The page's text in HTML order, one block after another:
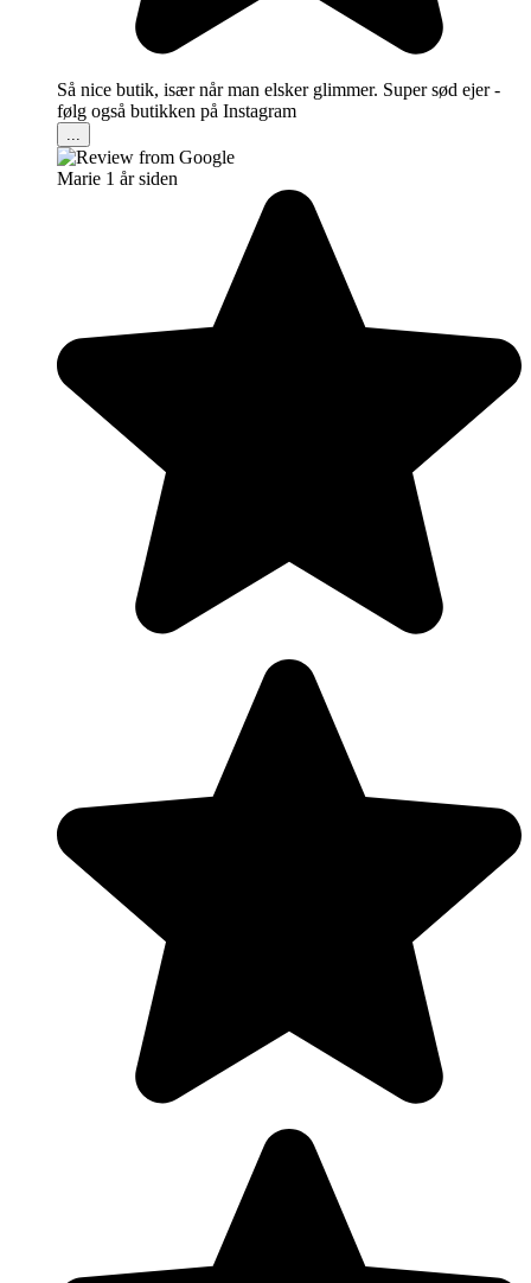
Så nice butik, især når man elsker glimmer. Super sød ejer -
følg også butikken på Instagram
...
Marie 1 år siden